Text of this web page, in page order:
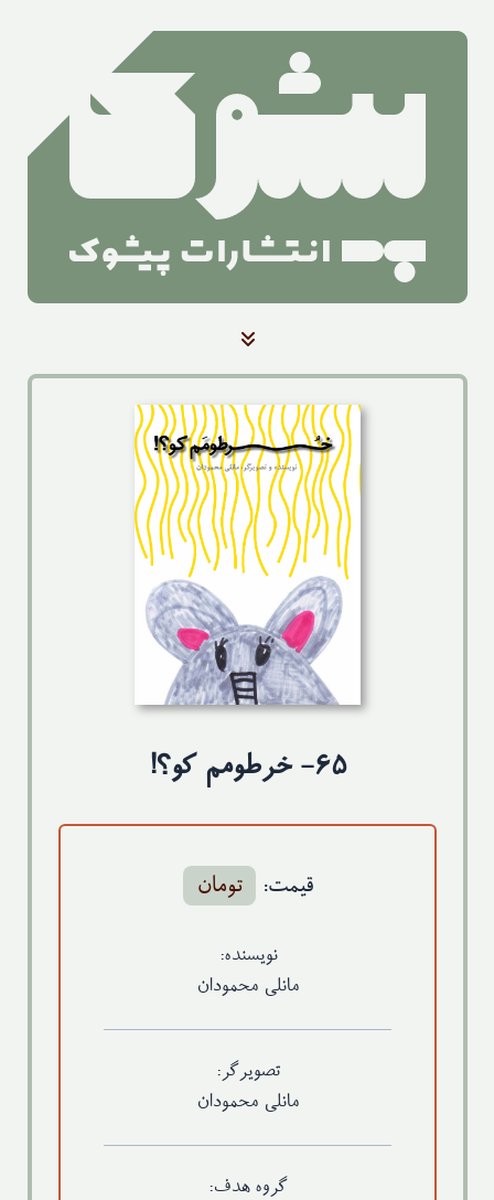
کتاب‌ها
آرشیو بلندخوانی کتاب
آرشیو اخبار
درباره‌ی ما
تماس با ما
۶۵- خرطومم کو؟!
قیمت: تومان
نویسنده:
مانلی محمودان
تصویرگر:
مانلی محمودان
گروه هدف: